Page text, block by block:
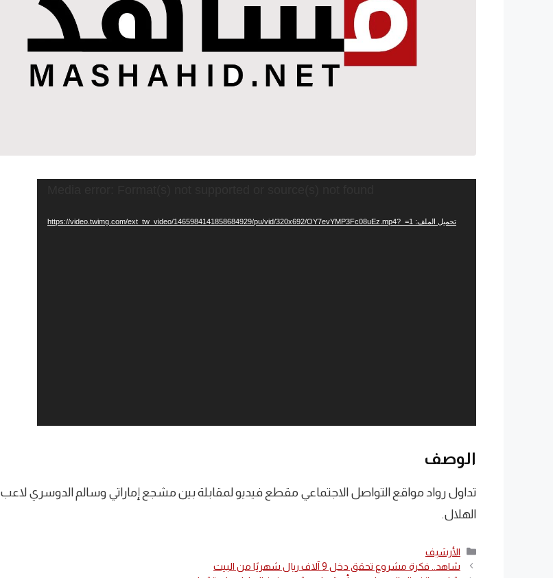
تحميل الملف: https://video.twimg.com/ext_tw_video/1465984141858684929/pu/vid/320x692/OY7evYMP3Fc08uEz.mp4?_=1
الوصف
تداول رواد مواقع التواصل الاجتماعي مقطع فيديو لمقابلة بين مشجع إماراتي وسالم الدوسري لاعب
الهلال.
التصنيفات
الأرشيف
شاهد.. فكرة مشروع تحقق دخل 9 آلاف ريال شهريًا من البيت